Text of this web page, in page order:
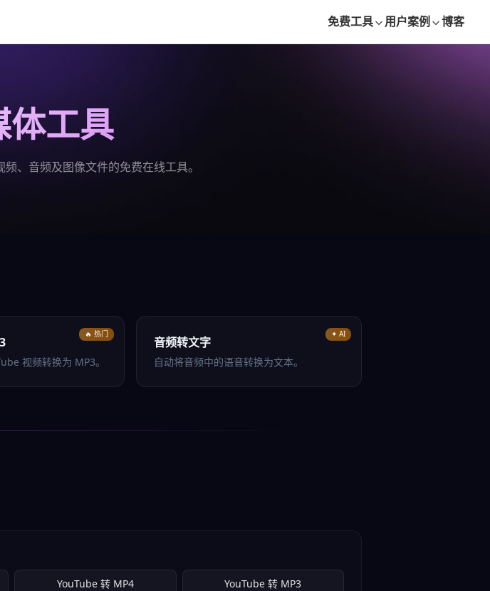
免费工具 用户案例 博客
体工具
、音频及图像文件的免费在线工具。
视频转换为 MP3。
🔥 热门
音频转文字
自动将音频中的语音转换为文本。
✦ AI
YouTube 转 MP4 YouTube 转 MP3